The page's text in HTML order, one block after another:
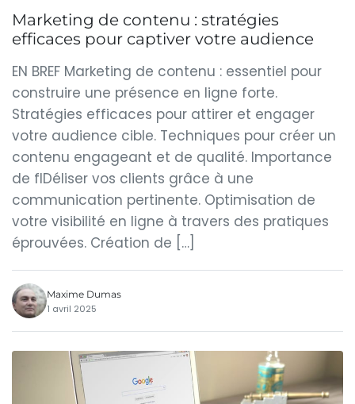
Marketing de contenu : stratégies
efficaces pour captiver votre audience
EN BREF Marketing de contenu : essentiel pour
construire une présence en ligne forte.
Stratégies efficaces pour attirer et engager
votre audience cible. Techniques pour créer un
contenu engageant et de qualité. Importance
de fIDéliser vos clients grâce à une
communication pertinente. Optimisation de
votre visibilité en ligne à travers des pratiques
éprouvées. Création de […]
Maxime Dumas
1 avril 2025